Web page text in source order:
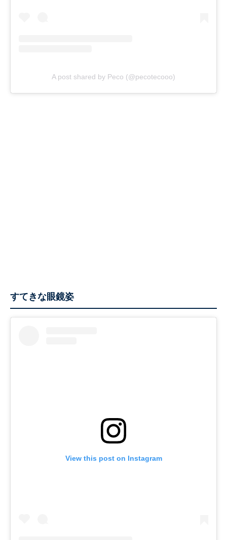
A post shared by Peco (@pecotecooo)
すてきな眼鏡姿
View this post on Instagram